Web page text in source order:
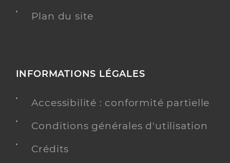
Plan du site
INFORMATIONS LÉGALES
Accessibilité : conformité partielle
Conditions générales d'utilisation
Crédits